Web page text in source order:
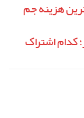
هزینه جم
کدام اشتراک